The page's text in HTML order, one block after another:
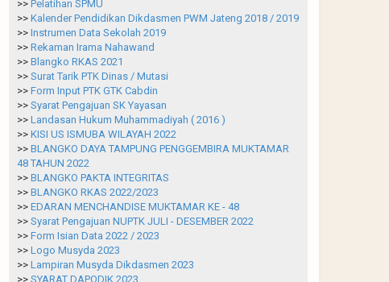
>> Pelatihan SPMU
>> Kalender Pendidikan Dikdasmen PWM Jateng 2018 / 2019
>> Instrumen Data Sekolah 2019
>> Rekaman Irama Nahawand
>> Blangko RKAS 2021
>> Surat Tarik PTK Dinas / Mutasi
>> Form Input PTK GTK Cabdin
>> Syarat Pengajuan SK Yayasan
>> Landasan Hukum Muhammadiyah ( 2016 )
>> KISI US ISMUBA WILAYAH 2022
>> BLANGKO DAYA TAMPUNG PENGGEMBIRA MUKTAMAR
48 TAHUN 2022
>> BLANGKO PAKTA INTEGRITAS
>> BLANGKO RKAS 2022/2023
>> EDARAN MENCHANDISE MUKTAMAR KE - 48
>> Syarat Pengajuan NUPTK JULI - DESEMBER 2022
>> Form Isian Data 2022 / 2023
>> Logo Musyda 2023
>> Lampiran Musyda Dikdasmen 2023
>> SYARAT DAPODIK 2023